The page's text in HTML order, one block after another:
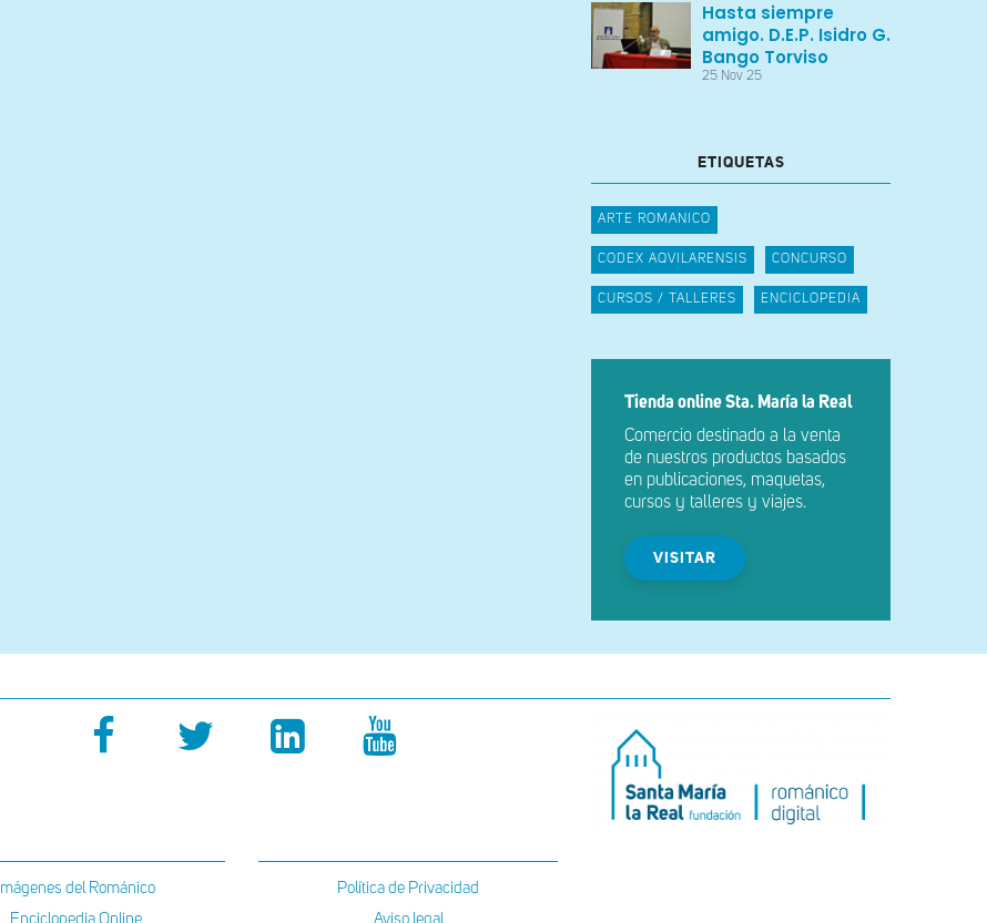
Hasta siempre
amigo. D.E.P. Isidro G.
Bango Torviso
25 Nov 25
ETIQUETAS
ARTE ROMANICO
CODEX AQVILARENSIS CONCURSO
CURSOS / TALLERES ENCICLOPEDIA
Tienda online Sta. María la Real
Comercio destinado a la venta
de nuestros productos basados
en publicaciones, maquetas,
cursos y talleres y viajes.
VISITAR
Imágenes del Románico
Enciclopedia Online
Política de Privacidad
Aviso legal